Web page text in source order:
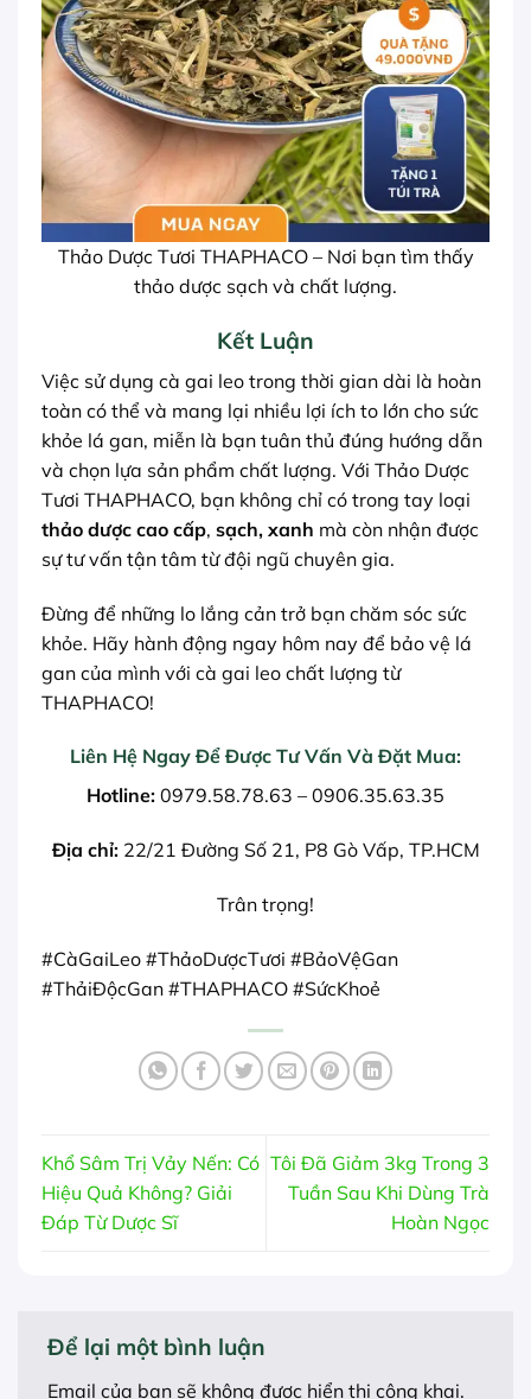
Thảo Dược Tươi THAPHACO – Nơi bạn tìm thấy
thảo dược sạch và chất lượng.
Kết Luận
Việc sử dụng cà gai leo trong thời gian dài là hoàn
toàn có thể và mang lại nhiều lợi ích to lớn cho sức
khỏe lá gan, miễn là bạn tuân thủ đúng hướng dẫn
và chọn lựa sản phẩm chất lượng. Với Thảo Dược
Tươi THAPHACO, bạn không chỉ có trong tay loại
thảo dược cao cấp, sạch, xanh mà còn nhận được
sự tư vấn tận tâm từ đội ngũ chuyên gia.
Đừng để những lo lắng cản trở bạn chăm sóc sức
khỏe. Hãy hành động ngay hôm nay để bảo vệ lá
gan của mình với cà gai leo chất lượng từ
THAPHACO!
Liên Hệ Ngay Để Được Tư Vấn Và Đặt Mua:
Hotline: 0979.58.78.63 – 0906.35.63.35
Địa chỉ:22/21 Đường Số 21, P8 Gò Vấp, TP.HCM
Trân trọng!
#CàGaiLeo #ThảoDượcTươi #BảoVệGan
#ThảiĐộcGan #THAPHACO #SứcKhoẻ
Khổ Sâm Trị Vảy Nến: Có
Hiệu Quả Không? Giải
Đáp Từ Dược Sĩ
Tôi Đã Giảm 3kg Trong 3
Tuần Sau Khi Dùng Trà
Hoàn Ngọc
Để lại một bình luận
Email của bạn sẽ không được hiển thị công khai.